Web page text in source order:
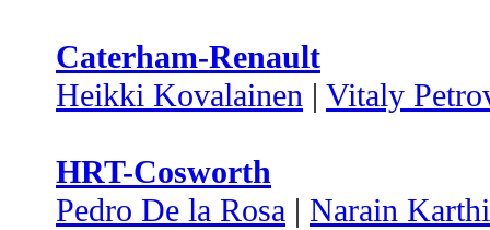
Caterham-Renault
Heikki Kovalainen | Vitaly
HRT-Cosworth
Pedro De la Rosa | Narain